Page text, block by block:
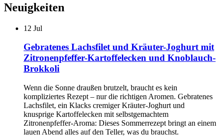
Neuigkeiten
12 Jul
Gebratenes Lachsfilet und Kräuter-Joghurt mit
Zitronenpfeffer-Kartoffelecken und Knoblauch-
Brokkoli
Wenn die Sonne draußen brutzelt, braucht es kein
kompliziertes Rezept – nur die richtigen Aromen. Gebratenes
Lachsfilet, ein Klacks cremiger Kräuter-Joghurt und
knusprige Kartoffelecken mit selbstgemachtem
Zitronenpfeffer-Aroma: Dieses Sommerrezept bringt an einem
lauen Abend alles auf den Teller, was du brauchst.